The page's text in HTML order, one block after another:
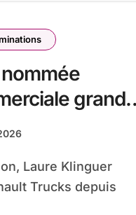
grands
Trucks
Trucks depuis